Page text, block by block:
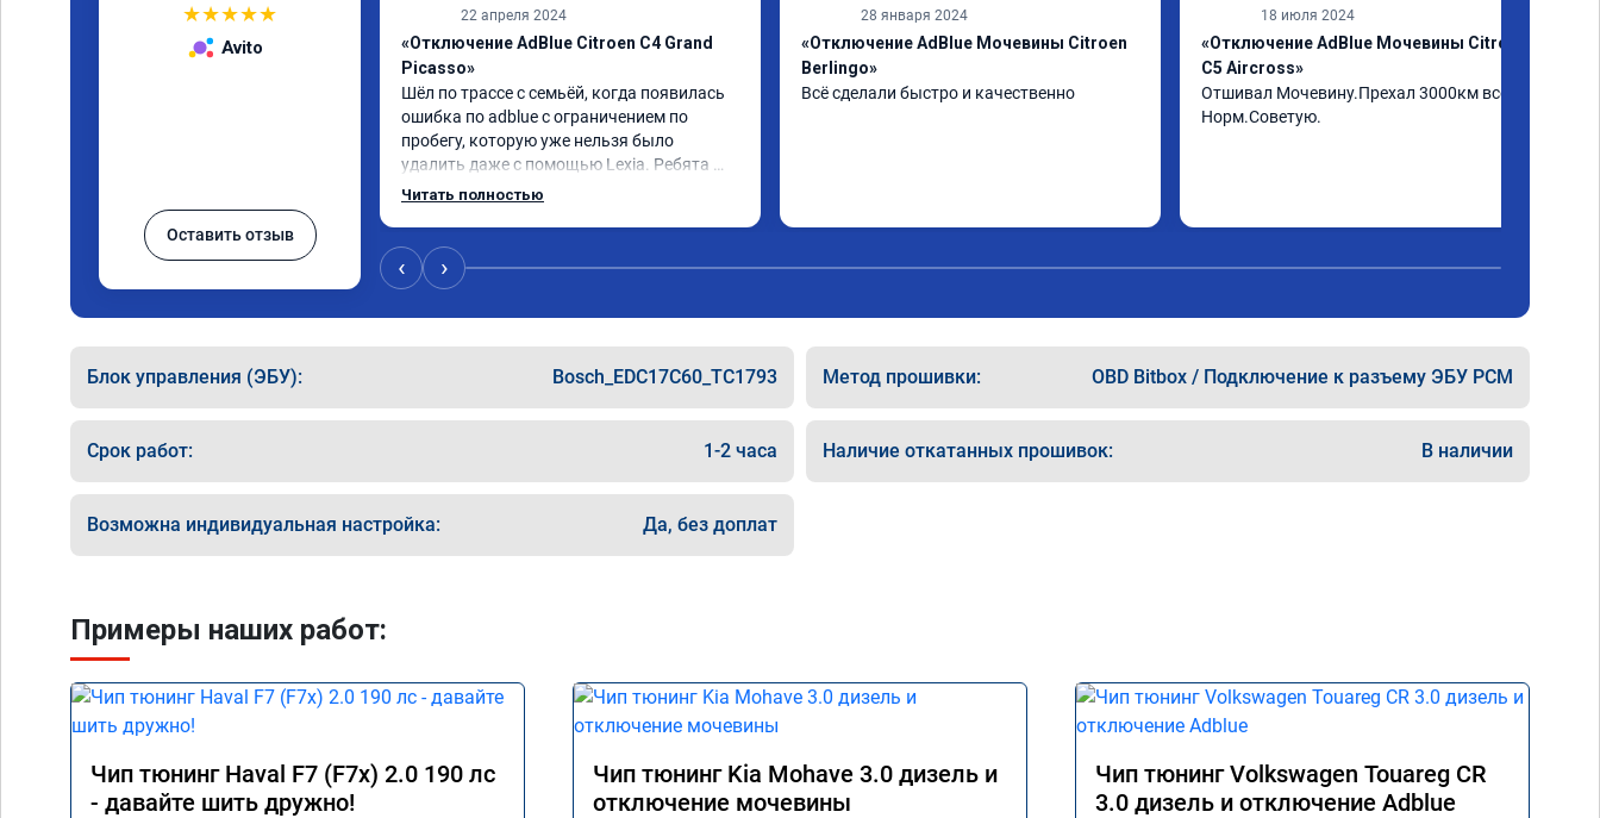
★★★★★
Avito
Оставить отзыв
22 апреля 2024
«Отключение AdBlue Citroen C4 Grand
Picasso»
Шёл по трассе с семьёй, когда появилась
ошибка по adblue с ограничением по
пробегу, которую уже нельзя было
удалить даже с помощью Lexia. Ребята
пошли навстречу, оперативно приняли и
Читать полностью
28 января 2024
«Отключение AdBlue Мочевины Citroen
Berlingo»
Всё сделали быстро и качественно
18 июля 2024
«Отключение AdBlue Мочевины Citroen
C5 Aircross»
Отшивал Мочевину.Прехал 3000км всё
Норм.Советую.
‹ ›
Блок управления (ЭБУ): Bosch_EDC17C60_TC1793 Метод прошивки: OBD Bitbox / Подключение к разъему ЭБУ PCM
Срок работ: 1-2 часа Наличие откатанных прошивок: В наличии
Возможна индивидуальная настройка: Да, без доплат
Примеры наших работ:
Чип тюнинг Haval F7 (F7x) 2.0 190 лс
- давайте шить дружно!
Чип тюнинг Kia Mohave 3.0 дизель и
отключение мочевины
Чип тюнинг Volkswagen Touareg CR
3.0 дизель и отключение Adblue